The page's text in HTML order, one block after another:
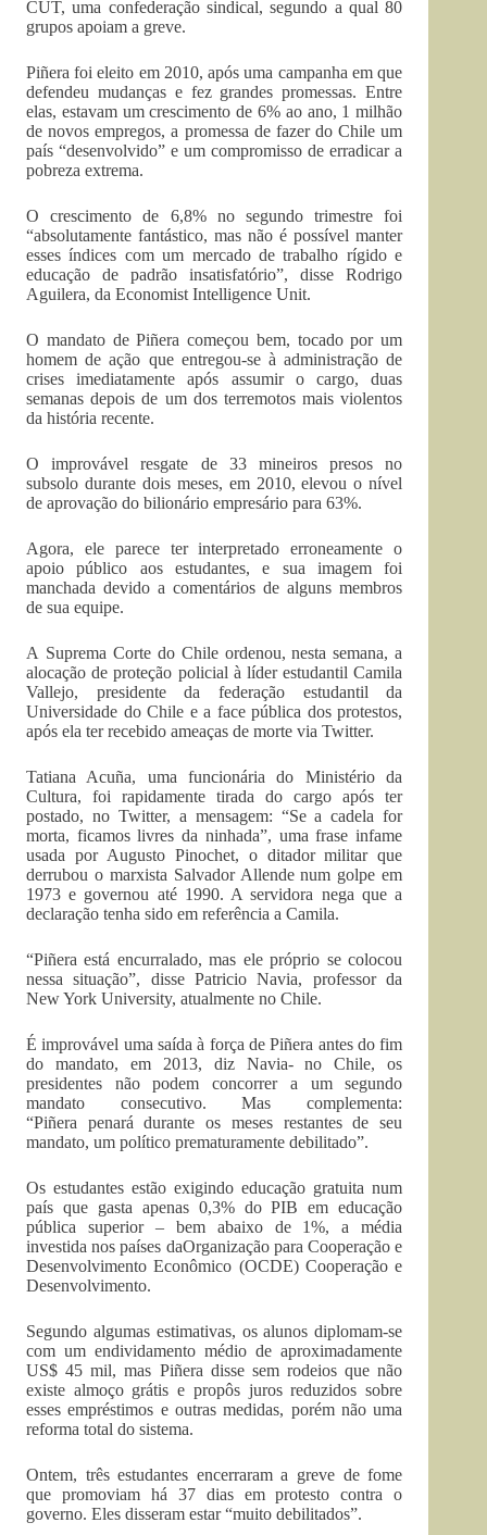
CUT, uma confederação sindical, segundo a qual 80
grupos apoiam a greve.
Piñera foi eleito em 2010, após uma campanha em que
defendeu mudanças e fez grandes promessas. Entre
elas, estavam um crescimento de 6% ao ano, 1 milhão
de novos empregos, a promessa de fazer do Chile um
país “desenvolvido” e um compromisso de erradicar a
pobreza extrema.
O crescimento de 6,8% no segundo trimestre foi
“absolutamente fantástico, mas não é possível manter
esses índices com um mercado de trabalho rígido e
educação de padrão insatisfatório”, disse Rodrigo
Aguilera, da Economist Intelligence Unit.
O mandato de Piñera começou bem, tocado por um
homem de ação que entregou-se à administração de
crises imediatamente após assumir o cargo, duas
semanas depois de um dos terremotos mais violentos
da história recente.
O improvável resgate de 33 mineiros presos no
subsolo durante dois meses, em 2010, elevou o nível
de aprovação do bilionário empresário para 63%.
Agora, ele parece ter interpretado erroneamente o
apoio público aos estudantes, e sua imagem foi
manchada devido a comentários de alguns membros
de sua equipe.
A Suprema Corte do Chile ordenou, nesta semana, a
alocação de proteção policial à líder estudantil Camila
Vallejo, presidente da federação estudantil da
Universidade do Chile e a face pública dos protestos,
após ela ter recebido ameaças de morte via Twitter.
Tatiana Acuña, uma funcionária do Ministério da
Cultura, foi rapidamente tirada do cargo após ter
postado, no Twitter, a mensagem: “Se a cadela for
morta, ficamos livres da ninhada”, uma frase infame
usada por Augusto Pinochet, o ditador militar que
derrubou o marxista Salvador Allende num golpe em
1973 e governou até 1990. A servidora nega que a
declaração tenha sido em referência a Camila.
“Piñera está encurralado, mas ele próprio se colocou
nessa situação”, disse Patricio Navia, professor da
New York University, atualmente no Chile.
É improvável uma saída à força de Piñera antes do fim
do mandato, em 2013, diz Navia- no Chile, os
presidentes não podem concorrer a um segundo
mandato consecutivo. Mas complementa:
“Piñera penará durante os meses restantes de seu
mandato, um político prematuramente debilitado”.
Os estudantes estão exigindo educação gratuita num
país que gasta apenas 0,3% do PIB em educação
pública superior – bem abaixo de 1%, a média
investida nos países daOrganização para Cooperação e
Desenvolvimento Econômico (OCDE) Cooperação e
Desenvolvimento.
Segundo algumas estimativas, os alunos diplomam-se
com um endividamento médio de aproximadamente
US$ 45 mil, mas Piñera disse sem rodeios que não
existe almoço grátis e propôs juros reduzidos sobre
esses empréstimos e outras medidas, porém não uma
reforma total do sistema.
Ontem, três estudantes encerraram a greve de fome
que promoviam há 37 dias em protesto contra o
governo. Eles disseram estar “muito debilitados”.